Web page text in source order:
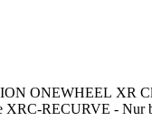
ONEWHEEL XR
XRC-RECURVE - Nur